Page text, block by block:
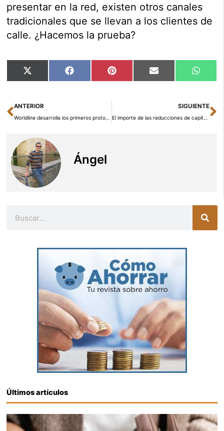
presentar en la red, existen otros canales
tradicionales que se llevan a los clientes de
calle. ¿Hacemos la prueba?
Compartir
en
X
(Twitter)
Compartir
en
Facebook Compartir
en
Pinterest Compartir
en
Email
en
Ant
ANTERIOR
Worldline desarrolla los primeros prototipos para la incorporación de Bizum como forma de pago en el comercio presencial
SIGUIENTE
El importe de las reducciones de capital disminuyó un 35% hasta octubre
Ángel
Últimos artículos